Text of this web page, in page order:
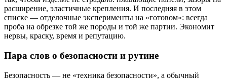
расширение, эластичные крепления. И последняя в этом
списке — отделочные эксперименты на «готовом»: всегда
проба на обрезке той же породы и той же партии. Экономит
нервы, краску, время и репутацию.
Пара слов о безопасности и рутине
Безопасность — не «техника безопасности», а обычный